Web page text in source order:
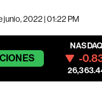
junio, 2022 | 01:22 PM
NASDAQ
-